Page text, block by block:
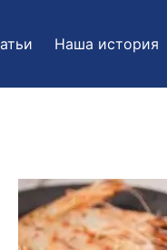
Наша история